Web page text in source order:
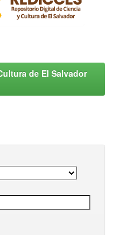
de El Salvador